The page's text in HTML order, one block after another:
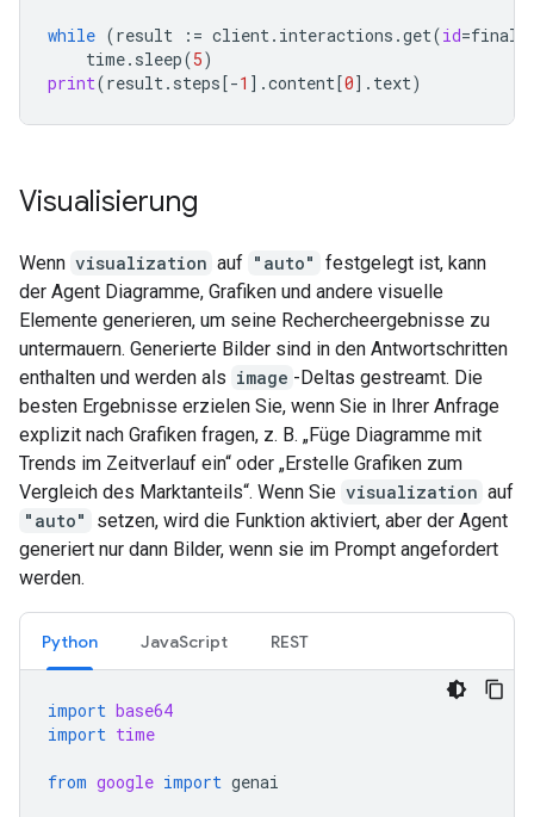
while (result := client. interactions .get(id=
time. sleep(5)
print(result. steps[-1 ] .content[0] . text)
Visualisierung
Wenn visualization auf "auto" festgelegt ist, kann
der Agent Diagramme, Grafiken und andere visuelle
Elemente generieren, um seine Rechercheergebnisse zu
untermauern. Generierte Bilder sind in den Antwortschritten
enthalten und werden als image -Deltas gestreamt. Die
besten Ergebnisse erzielen Sie, wenn Sie in Ihrer Anfrage
explizit nach Grafiken fragen, z. B. „Füge Diagramme mit
Trends im Zeitverlauf ein“ oder „Erstelle Grafiken zum
Vergleich des Marktanteils“. Wenn Sie visualization auf
"auto"
setzen, wird die Funktion aktiviert, aber der Agent
generiert nur dann Bilder, wenn sie im Prompt angefordert
werden.
Python JavaScript REST
import base64
import time
from google import genai